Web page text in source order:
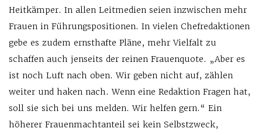
Heitkämper. In allen Leitmedien seien inzwischen mehr
Frauen in Führungspositionen. In vielen Chefredaktionen
gebe es zudem ernsthafte Pläne, mehr Vielfalt zu
schaffen auch jenseits der reinen Frauenquote. „Aber es
ist noch Luft nach oben. Wir geben nicht auf, zählen
weiter und haken nach. Wenn eine Redaktion Fragen hat,
soll sie sich bei uns melden. Wir helfen gern.“ Ein
höherer Frauenmachtanteil sei kein Selbstzweck,